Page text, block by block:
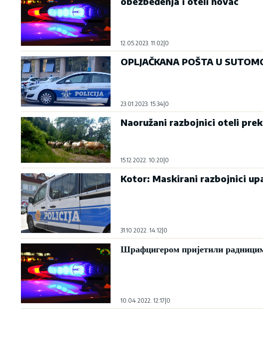
12.05.2023. 11:02|0
OPLJAČKANA POŠTA U
23.01.2023. 15:34 0
Naoružani razbojnici oteli
15.12.2022. 10:20 0
Kotor: Maskirani razbojnici
31.10.2022. 14:12|0
Шрафцигером пријетили
10.04.2022. 12:17 0